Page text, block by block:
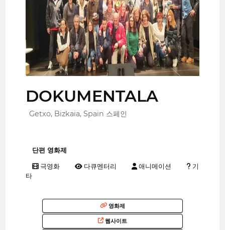
DOKUMENTALA
Getxo, Bizkaia, Spain 스페인
단편 영화제
극영화 다큐멘터리 애니메이션
기
타
영화제
웹사이트